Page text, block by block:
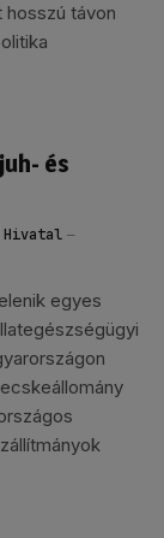
távon
és
Hivatal
egyes